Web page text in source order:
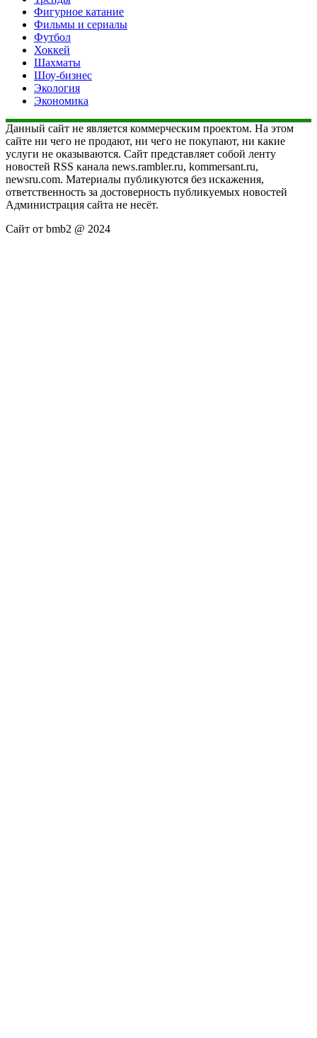
Фигурное катание
Фильмы и сериалы
Футбол
Хоккей
Шахматы
Шоу-бизнес
Экология
Экономика
Данный сайт не является коммерческим проектом. На этом
сайте ни чего не продают, ни чего не покупают, ни какие
услуги не оказываются. Сайт представляет собой ленту
новостей RSS канала news.rambler.ru, kommersant.ru,
newsru.com. Материалы публикуются без искажения,
ответственность за достоверность публикуемых новостей
Администрация сайта не несёт.
Сайт от bmb2 @ 2024